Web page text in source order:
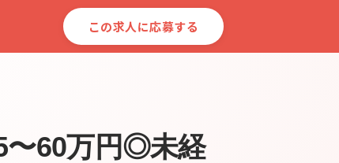
この求人に応募する
〜60万円◎未経